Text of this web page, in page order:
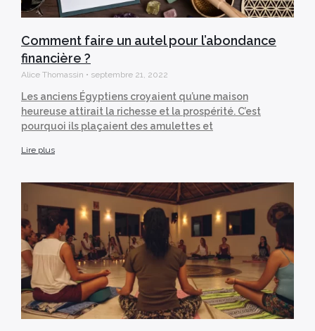
Comment faire un autel pour l’abondance
financière ?
Alice Thomassin septembre 21, 2022
Les anciens Égyptiens croyaient qu’une maison
heureuse attirait la richesse et la prospérité. C’est
pourquoi ils plaçaient des amulettes et
Lire plus